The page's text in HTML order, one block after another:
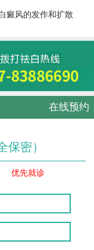
癜风的发作和扩散
在线预约
保密）
优先就诊